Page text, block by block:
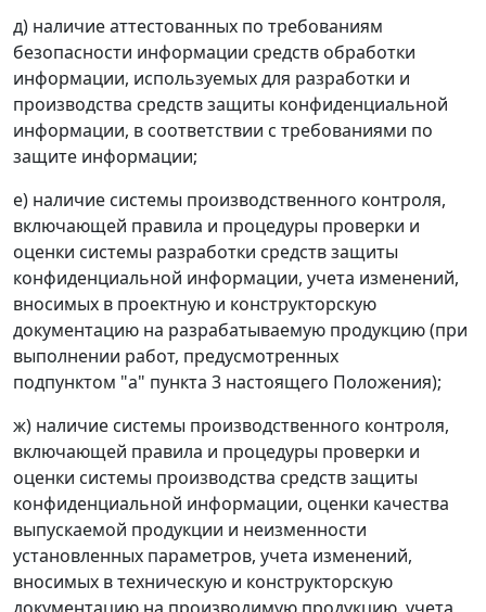
д) наличие аттестованных по требованиям
безопасности информации средств обработки
информации, используемых для разработки и
производства средств защиты конфиденциальной
информации, в соответствии с требованиями по
защите информации;
е) наличие системы производственного контроля,
включающей правила и процедуры проверки и
оценки системы разработки средств защиты
конфиденциальной информации, учета изменений,
вносимых в проектную и конструкторскую
документацию на разрабатываемую продукцию (при
выполнении работ, предусмотренных
подпунктом "а" пункта 3 настоящего Положения);
ж) наличие системы производственного контроля,
включающей правила и процедуры проверки и
оценки системы производства средств защиты
конфиденциальной информации, оценки качества
выпускаемой продукции и неизменности
установленных параметров, учета изменений,
вносимых в техническую и конструкторскую